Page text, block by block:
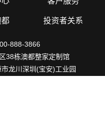
都 投资者关系
888-3866
38栋澳都整家定制馆
龙川深圳(宝安)工业园